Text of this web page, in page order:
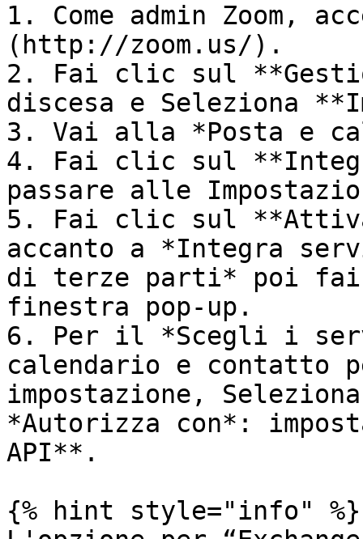
1. Come admin Zoom,
(http://zoom.us/).
2. Fai clic sul
discesa e Seleziona
3. Vai alla *Posta e
4. Fai clic sul
passare alle
5. Fai clic sul
accanto a *Integra
di terze parti* poi
finestra pop-up.
6. Per il *Scegli i
calendario e contatto
impostazione,
*Autorizza con*:
API**.
{% hint style="info" %}